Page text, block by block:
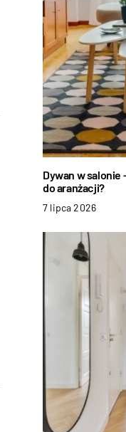
Dywan w salonie
do aranżacji?
7 lipca 2026